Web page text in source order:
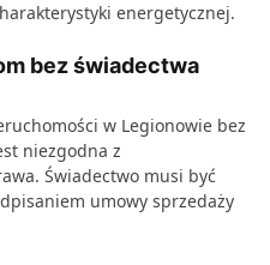
energetycznej.
bez świadectwa
w Legionowie bez
niezgodna z
Świadectwo musi być
umowy sprzedaży